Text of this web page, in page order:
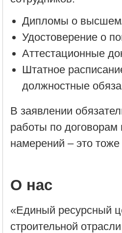
Дипломы о
Удостоверение о
Аттестационные
Штатное
должностные
В заявлении
работы по договорам
намерений – это
О нас
«Единый ресурсный
строительной